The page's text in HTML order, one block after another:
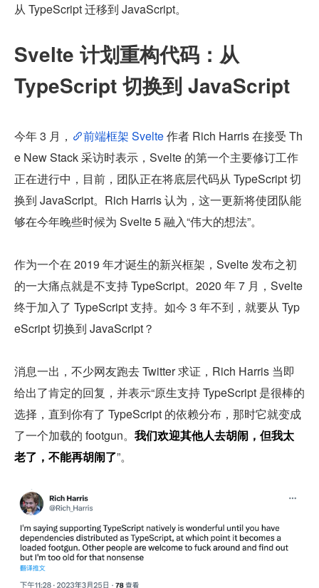
从 TypeScript 迁移到 JavaScript。
Svelte 计划重构代码：从
TypeScript 切换到 JavaScript
今年 3 月， 前端框架 Svelte 作者 Rich Harris 在接受 Th
e New Stack 采访时表示，Svelte 的第一个主要修订工作
正在进行中，目前，团队正在将底层代码从 TypeScript 切
换到 JavaScript。Rich Harris 认为，这一更新将使团队能
够在今年晚些时候为 Svelte 5 融入“伟大的想法”。
作为一个在 2019 年才诞生的新兴框架，Svelte 发布之初
的一大痛点就是不支持 TypeScript。2020 年 7 月，Svelte
终于加入了 TypeScript 支持。如今 3 年不到，就要从 Typ
eScript 切换到 JavaScript？
消息一出，不少网友跑去 Twitter 求证，Rich Harris 当即
给出了肯定的回复，并表示“原生支持 TypeScript 是很棒的
选择，直到你有了 TypeScript 的依赖分布，那时它就变成
了一个加载的 footgun。 我们欢迎其他人去胡闹，但我太
老了，不能再胡闹了”。